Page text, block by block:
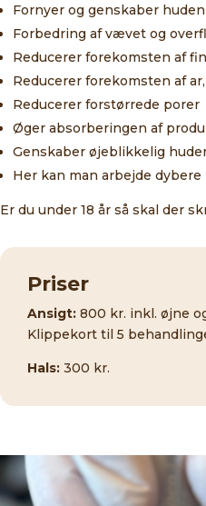
Fornyer og genskaber huden
Forbedring af vævet og
Reducerer forekomsten af
Reducerer forekomsten af
Reducerer forstørrede porer
Øger absorberingen af
Genskaber øjeblikkelig
Her kan man arbejde
Er du under 18 år så skal der
Priser
Ansigt: 800 kr. inkl. øjne
Klippekort til 5
Hals: 300 kr.